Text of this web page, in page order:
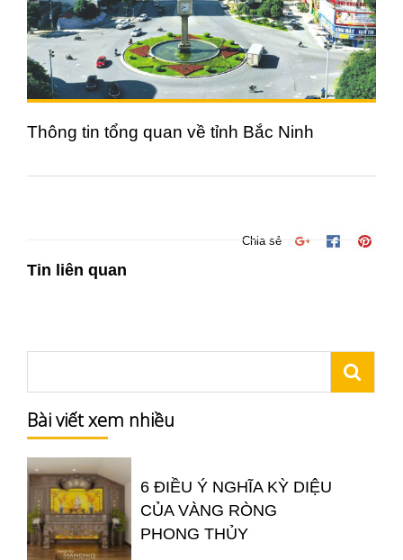
Thông tin tổng quan về tỉnh Bắc Ninh
Chia sẻ
Tin liên quan
Bài viết xem nhiều
6 ĐIỀU Ý NGHĨA KỲ DIỆU
CỦA VÀNG RÒNG
PHONG THỦY